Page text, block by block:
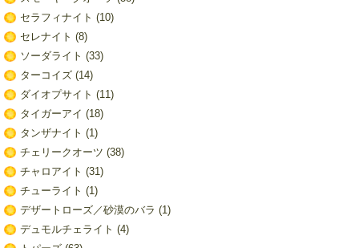
セラフィナイト (10)
セレナイト (8)
ソーダライト (33)
ターコイズ(14)
ダイオプサイト (11)
タイガーアイ (18)
タンザナイト (1)
チェリークオーツ (38)
チャロアイト (31)
チューライト (1)
デザートローズ／砂漠のバラ (1)
デュモルチェライト (4)